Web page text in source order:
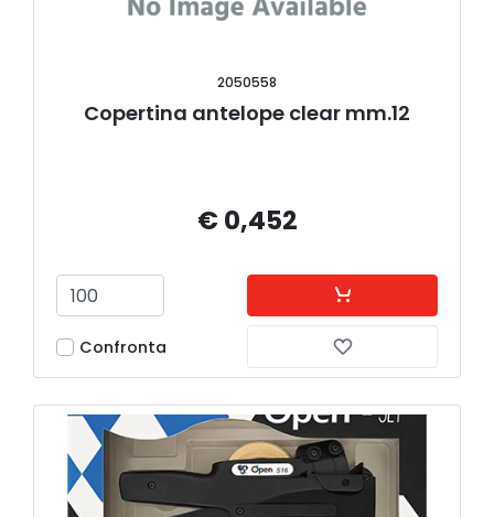
2050558
Copertina antelope clear mm.12
€ 0,452
Confronta